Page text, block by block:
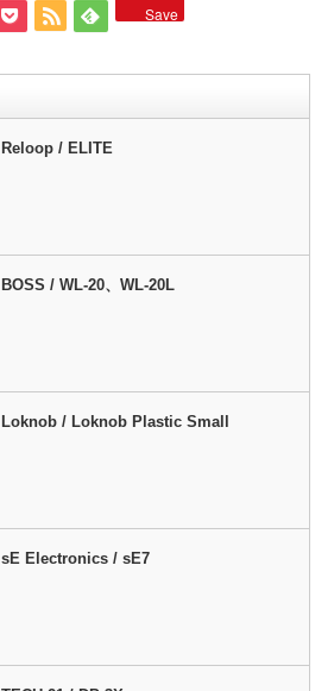
Save
Reloop / ELITE
BOSS / WL-20、WL-20L
Loknob / Loknob Plastic Small
sE Electronics / sE7